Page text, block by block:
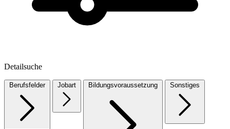
Detailsuche
Berufsfelder Jobart Bildungsvoraussetzung Sonstiges